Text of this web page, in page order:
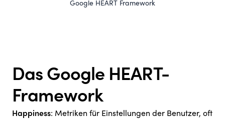
Google HEART Framework
Das Google HEART-
Framework
Happiness: Metriken für Einstellungen der Benutzer, oft